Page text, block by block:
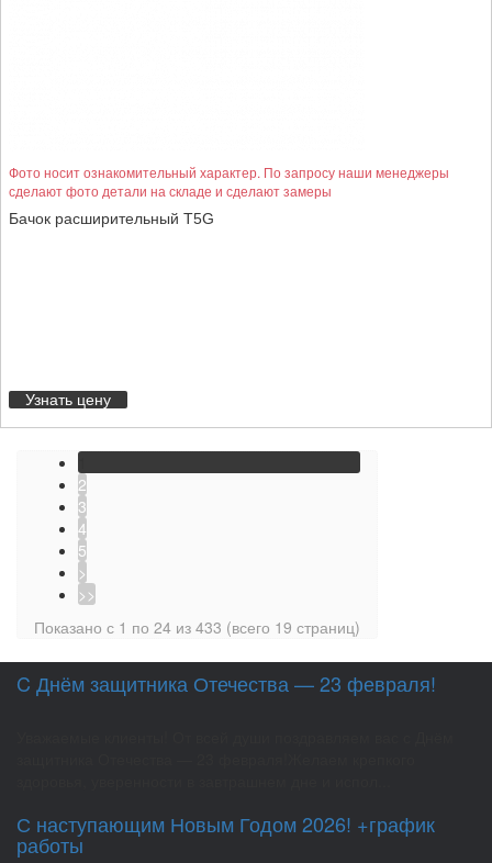
Фото носит ознакомительный характер. По запросу наши менеджеры
сделают фото детали на складе и сделают замеры
Бачок расширительный T5G
Узнать цену
2
3
4
5
>
>>
Показано с 1 по 24 из 433 (всего 19 страниц)
C Днём защитника Отечества — 23 февраля!
С наступающим Новым Годом 2026! +график
работы